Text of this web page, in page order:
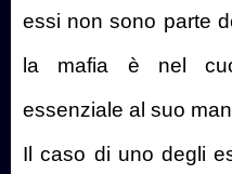
essi non sono parte
la mafia è nel
essenziale al suo
Il caso di uno degli